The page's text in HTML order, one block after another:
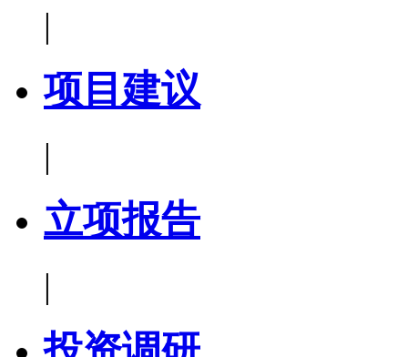
|
项目建议
|
立项报告
|